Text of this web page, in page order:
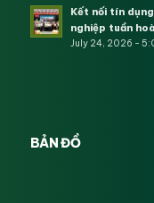
Kết nối tín
nghiệp tuần
July 24, 2026 -
BẢN ĐỒ